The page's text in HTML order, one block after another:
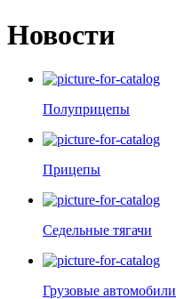
Новости
Полуприцепы
Прицепы
Седельные тягачи
Грузовые автомобили